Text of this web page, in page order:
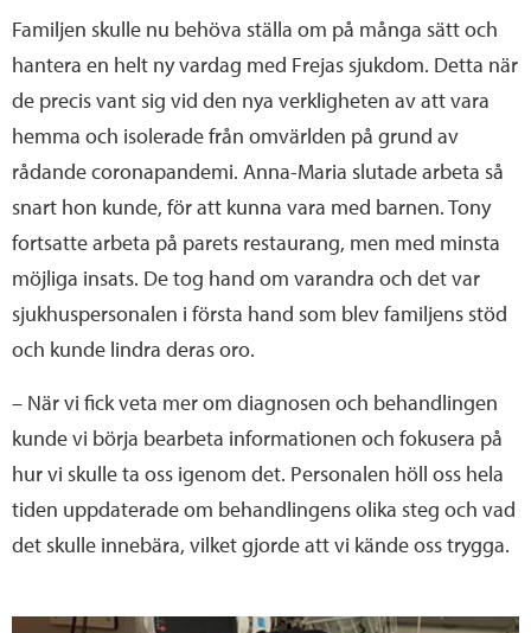
Familjen skulle nu behöva ställa om på många sätt och
hantera en helt ny vardag med Frejas sjukdom. Detta när
de precis vant sig vid den nya verkligheten av att vara
hemma och isolerade från omvärlden på grund av
rådande coronapandemi. Anna-Maria slutade arbeta så
snart hon kunde, för att kunna vara med barnen. Tony
fortsatte arbeta på parets restaurang, men med minsta
möjliga insats. De tog hand om varandra och det var
sjukhuspersonalen i första hand som blev familjens stöd
och kunde lindra deras oro.
– När vi fick veta mer om diagnosen och behandlingen
kunde vi börja bearbeta informationen och fokusera på
hur vi skulle ta oss igenom det. Personalen höll oss hela
tiden uppdaterade om behandlingens olika steg och vad
det skulle innebära, vilket gjorde att vi kände oss trygga.